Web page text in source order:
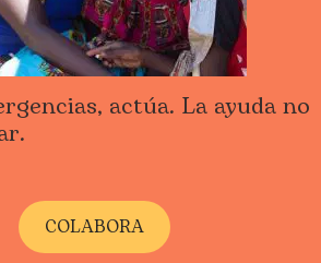
actúa. La ayuda no
COLABORA